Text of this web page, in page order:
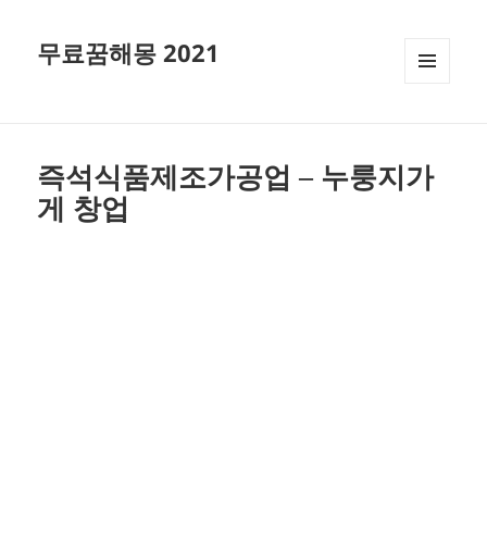
무료꿈해몽 2021
즉석식품제조가공업 – 누룽지가
게 창업